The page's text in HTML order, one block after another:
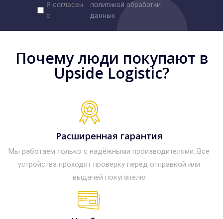
Я согласен
с
политикой обработки
данных
Почему люди покупают в
Upside Logistic?
Расширенная гарантия
Мы работаем только с надёжными производителями. Все
устройства проходят проверку перед отправкой или
выдачей покупателю